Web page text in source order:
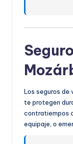
Los seguros de
te protegen
contratiempos
equipaje, o